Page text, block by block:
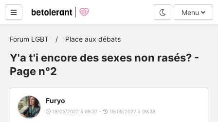
Mode nuit
Menu
Forum LGBT Place aux débats
Y'a t'i encore des sexes non rasés? -
Page n°2
Furyo
19/05/2022 à 09:37 - 19/05/2022 à 09:38